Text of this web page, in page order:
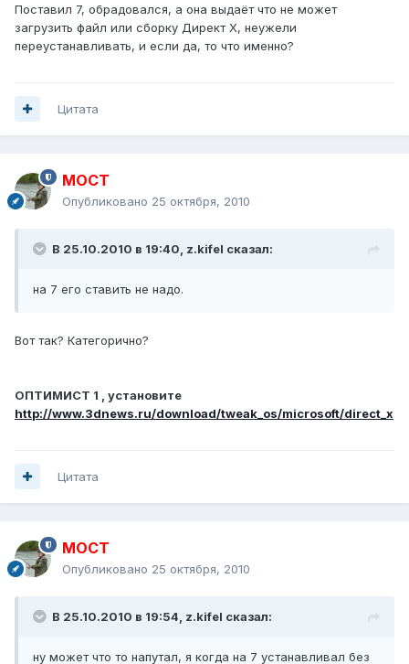
Поставил 7, обрадовался, а она выдаёт что не может
загрузить файл или сборку Директ X, неужели
переустанавливать, и если да, то что именно?
Цитата
MOCT
Опубликовано 25 октября, 2010
В 25.10.2010 в 19:40, z.kifel сказал:
на 7 его ставить не надо.
Вот так? Категорично?
ОПТИМИСТ 1 , установите
http://www.3dnews.ru/download/tweak_os/microsoft/direct_x
Цитата
MOCT
Опубликовано 25 октября, 2010
В 25.10.2010 в 19:54, z.kifel сказал:
ну может что то напутал, я когда на 7 устанавливал без